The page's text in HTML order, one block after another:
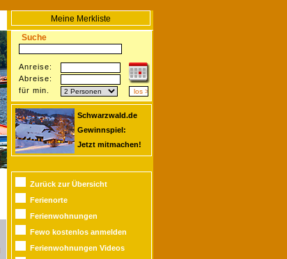
Meine Merkliste
Suche
Anreise:
Abreise:
für min.
Schwarzwald.de
Gewinnspiel:
Jetzt mitmachen!
Zurück zur Übersicht
Ferienorte
Ferienwohnungen
Fewo kostenlos anmelden
Ferienwohnungen Videos